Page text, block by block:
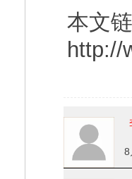
本文
http://
8